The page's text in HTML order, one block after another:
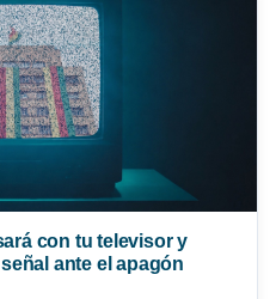
con tu televisor y
ante el apagón